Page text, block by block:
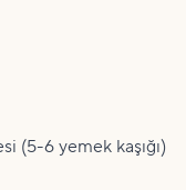
(5-6 yemek kaşığı)